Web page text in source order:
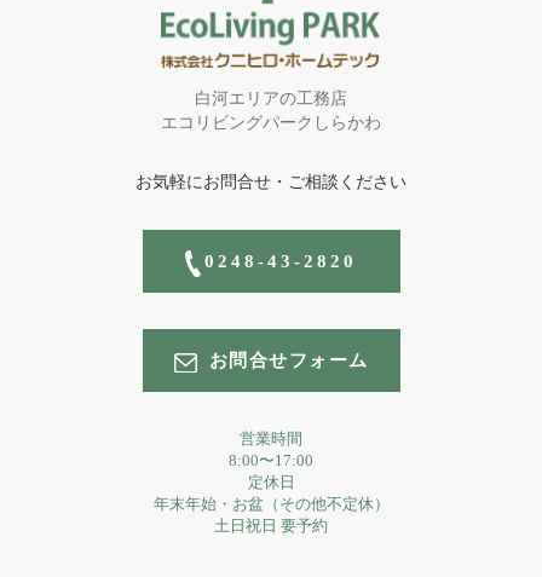
白河エリアの工務店
エコリビングパークしらかわ
お気軽にお問合せ・ご相談ください
0248-43-2820
お問合せフォーム
営業時間
8:00〜17:00
定休日
年末年始・お盆（その他不定休）
土日祝日 要予約